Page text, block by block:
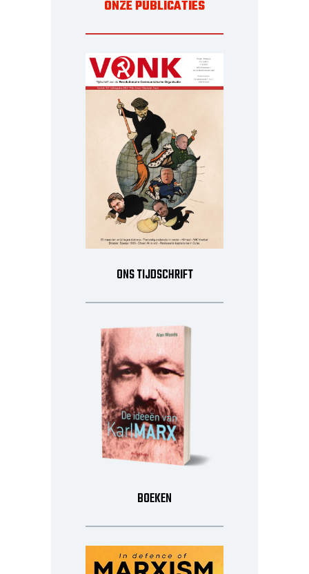
ONZE PUBLICATIES
ONS TIJDSCHRIFT
BOEKEN